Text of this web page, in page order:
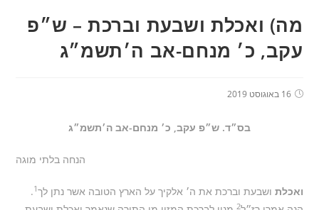
מה) ואכלת ושבעת וברכת – ש״פ
עקב, כ׳ מנחם-אב ה׳תשמ״ג
16 באוגוסט 2019
בס״ד. ש״פ עקב, כ׳ מנחם-אב ה׳תשמ״ג
הנחה בלתי מוגה
ואכלת ושבעת וברכת את ה׳ אלקיך על הארץ הטובה אשר נתן לך1
.
2